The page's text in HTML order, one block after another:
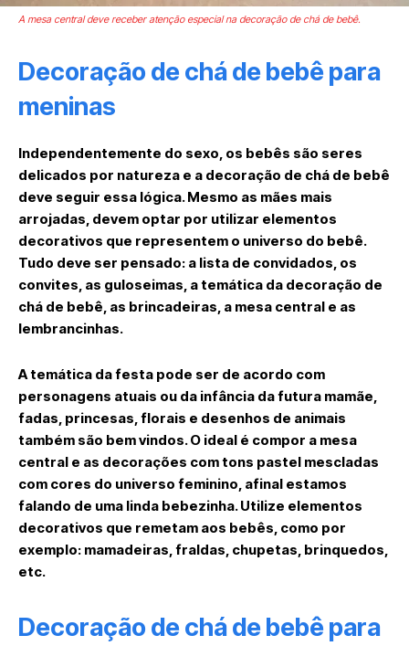
A mesa central deve receber atenção especial na decoração de chá de bebê.
Decoração de chá de bebê para
meninas
Independentemente do sexo, os bebês são seres
delicados por natureza e a decoração de chá de bebê
deve seguir essa lógica. Mesmo as mães mais
arrojadas, devem optar por utilizar elementos
decorativos que representem o universo do bebê.
Tudo deve ser pensado: a lista de convidados, os
convites, as guloseimas, a temática da decoração de
chá de bebê, as brincadeiras, a mesa central e as
lembrancinhas.
A temática da festa pode ser de acordo com
personagens atuais ou da infância da futura mamãe,
fadas, princesas, florais e desenhos de animais
também são bem vindos. O ideal é compor a mesa
central e as decorações com tons pastel mescladas
com cores do universo feminino, afinal estamos
falando de uma linda bebezinha. Utilize elementos
decorativos que remetam aos bebês, como por
exemplo: mamadeiras, fraldas, chupetas, brinquedos,
etc.
Decoração de chá de bebê para